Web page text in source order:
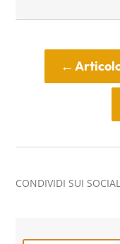
←
CONDIVIDI SUI SOCIAL